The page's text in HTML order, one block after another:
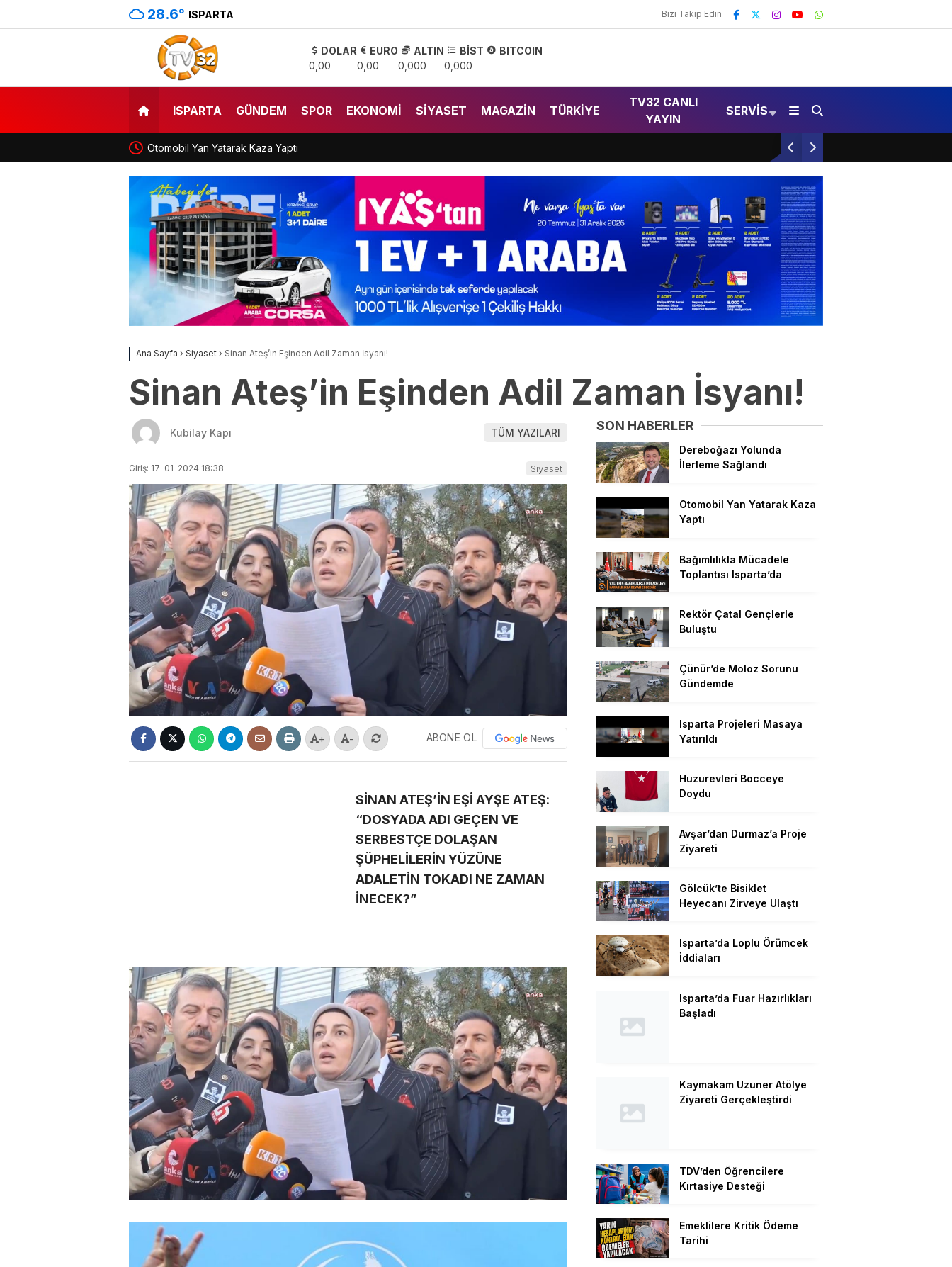
28.6° ISPARTA Bizi Takip Edin
DOLAR
0,00
EURO
0,00
ALTIN
0,000
BİST
0,000
BITCOIN
ISPARTA GÜNDEM SPOR EKONOMI SIYASET MAGAZIN TÜRKIYE
TV32 CANLI
YAYIN
SERVIS
Otomobil Yan Yatarak Kaza Yaptı Bağımlılıkla Mücadele Toplantısı Isparta’da
Ana Sayfa › Siyaset › Sinan Ateş’in Eşinden Adil Zaman İsyanı!
Sinan Ateş’in Eşinden Adil Zaman İsyanı!
Kubilay Kapı TÜM YAZILARI
Giriş: 17-01-2024 18:38 Siyaset
+ - ABONE OL
SİNAN ATEŞ’İN EŞİ AYŞE ATEŞ:
“DOSYADA ADI GEÇEN VE
SERBESTÇE DOLAŞAN
ŞÜPHELİLERİN YÜZÜNE
ADALETİN TOKADI NE ZAMAN
İNECEK?”
SON HABERLER
Dereboğazı Yolunda
İlerleme Sağlandı
Otomobil Yan Yatarak Kaza
Yaptı
Bağımlılıkla Mücadele
Toplantısı Isparta’da
Rektör Çatal Gençlerle
Buluştu
Çünür’de Moloz Sorunu
Gündemde
Isparta Projeleri Masaya
Yatırıldı
Huzurevleri Bocceye
Doydu
Avşar’dan Durmaz’a Proje
Ziyareti
Gölcük’te Bisiklet
Heyecanı Zirveye Ulaştı
Isparta’da Loplu Örümcek
İddiaları
Isparta’da Fuar Hazırlıkları
Başladı
Kaymakam Uzuner Atölye
Ziyareti Gerçekleştirdi
TDV’den Öğrencilere
Kırtasiye Desteği
Emeklilere Kritik Ödeme
Tarihi